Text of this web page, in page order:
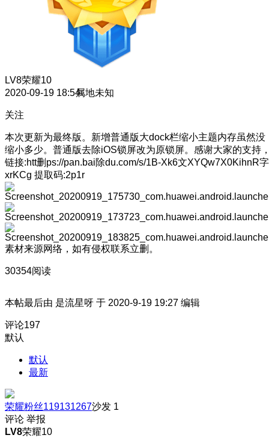
LV8荣耀10
2020-09-19 18:54属地未知
关注
本次更新为最终版。新增普通版大dock栏缩小主题内存虽然没
缩小多少。普通版去除iOS锁屏改为原锁屏。感谢大家的支持
链接:htt删ps://pan.bai除du.com/s/1B-Xk6文XYQw7X0KihnR字
xrKCg 提取码:2p1r
素材来源网络，如有侵权联系立删。
30354阅读
本帖最后由 是流星呀 于 2020-9-19 19:27 编辑
评论197
默认
默认
最新
荣耀粉丝119131267沙发 1
评论 举报
LV8荣耀10